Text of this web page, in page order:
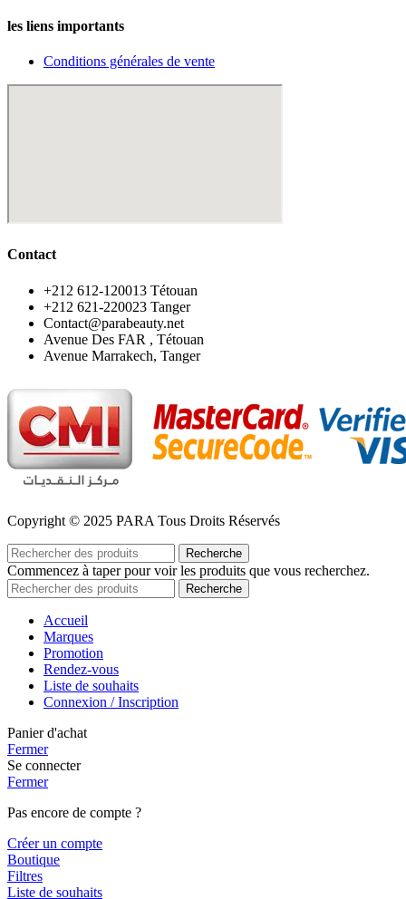
les liens importants
Conditions générales de vente
Contact
‪+212 612-120013 Tétouan
‪+212 621-220023 Tanger
Contact@parabeauty.net
Avenue Des FAR , Tétouan
Avenue Marrakech, Tanger
Copyright © 2025 PARA Tous Droits Réservés
Recherche
Commencez à taper pour voir les produits que vous recherchez.
Recherche
Accueil
Marques
Promotion
Rendez-vous
Liste de souhaits
Connexion / Inscription
Panier d'achat
Fermer
Se connecter
Fermer
Pas encore de compte ?
Créer un compte
Boutique
Filtres
Liste de souhaits